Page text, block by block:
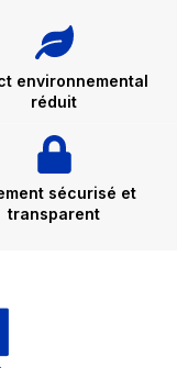
environnemental
réduit
sécurisé et
transparent